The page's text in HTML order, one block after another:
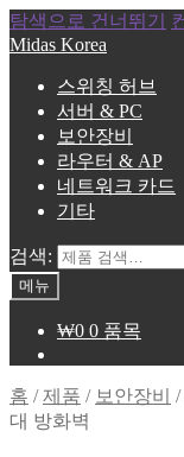
탐색으로 건너뛰기
Midas Korea
스위칭 허브
서버 & PC
보안장비
라우터 & AP
네트워크 카드
기타
검색:
메뉴
₩0 0 품목
홈 /제품 / 보안장비 /
대 방화벽